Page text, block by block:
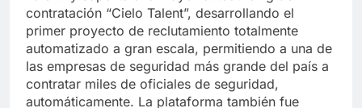
contratación “Cielo Talent”, desarrollando el
primer proyecto de reclutamiento totalmente
automatizado a gran escala, permitiendo a una de
las empresas de seguridad más grande del país a
contratar miles de oficiales de seguridad,
automáticamente. La plataforma también fue